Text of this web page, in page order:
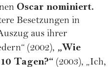
Oscar nominiert.
Besetzungen in
aus ihrer
(2002), „Wie
Tagen?“ (2003), „Ich,